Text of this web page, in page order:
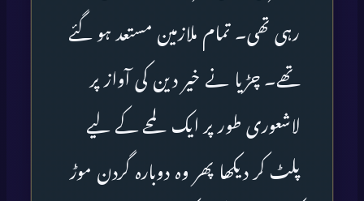
رہی تھی۔ تمام ملازمین مستعد ہو گئے
تھے۔ چڑیا نے خیر دین کی آواز پر
لاشعوری طور پر ایک لمحے کے لیے
پلٹ کر دیکھا پھر وہ دوبارہ گردن موڑ